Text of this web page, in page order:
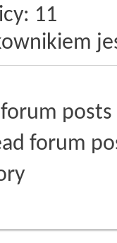
11
posts
forum